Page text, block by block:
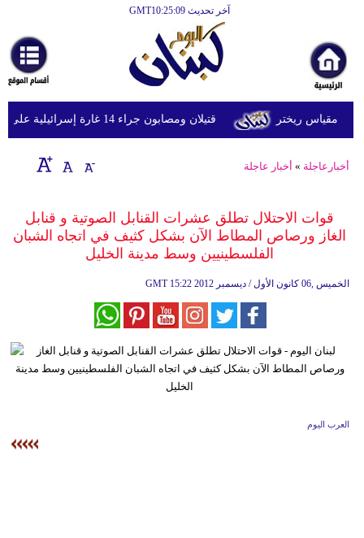
آخر تحديث GMT10:25:09
أخبارعاجلة
رياضة
ثقافة
إقتصاد
وموسيقى
سياحة
وسفر
أخبار
قتيلان ومصابون جراء 14 غارة إسرائيلية على شرق وجنوب لبنان
أخبارعاجلة » أخبار عاجلة
قوات الاحتلال تطلق عشرات القنابل الصوتية و قنابل
الغاز ورصاص المطاط الآن بشكل كثيف في اتجاه الشبان
الفلسطينيين وسط مدينة الخليل
GMT 15:22 2012 الخميس ,06 كانون الأول / ديسمبر
العرب اليوم